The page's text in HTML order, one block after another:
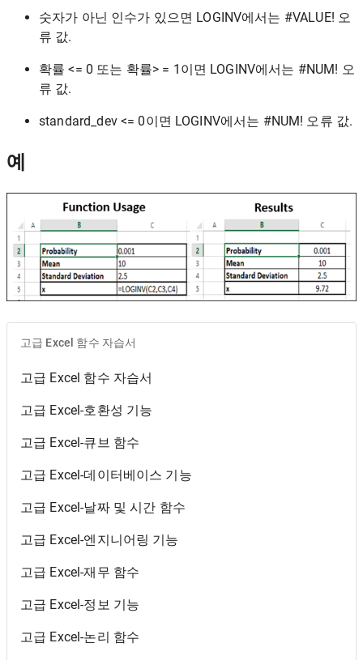
숫자가 아닌 인수가 있으면 LOGINV에서는 #VALUE! 오
류 값.
확률 <= 0 또는 확률> = 1이면 LOGINV에서는 #NUM! 오
류 값.
standard_dev <= 0이면 LOGINV에서는 #NUM! 오류 값.
예
고급 Excel 함수 자습서
고급 Excel 함수 자습서
고급 Excel-호환성 기능
고급 Excel-큐브 함수
고급 Excel-데이터베이스 기능
고급 Excel-날짜 및 시간 함수
고급 Excel-엔지니어링 기능
고급 Excel-재무 함수
고급 Excel-정보 기능
고급 Excel-논리 함수